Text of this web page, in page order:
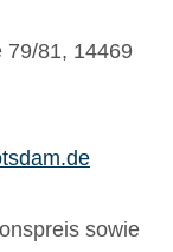
79/81, 14469
sowie